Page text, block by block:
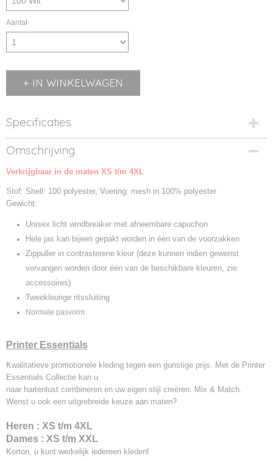
Aantal
IN WINKELWAGEN
Specificaties
Productcode
TX-2261046-100
Productcode leverancier
Omschrijving
Verkrijgbaar in de maten XS t/m 4XL
Stof: Shell: 100 polyester, Voering: mesh in 100% polyester
Gewicht:
Unisex licht windbreaker met afneembare capuchon
Hele jas kan bijeen gepakt worden in één van de voorzakken
Zippuller in contrasterene kleur (deze kunnen indien gewenst
vervangen worden door één van de beschikbare kleuren, zie
accessoires)
Tweekleurige ritssluiting
Normale pasvorm
Printer Essentials
Kwalitatieve promotionele kleding tegen een gunstige prijs. Met de Printer
Essentials Collectie kan u
naar hartenlust combineren en uw eigen stijl creëren. Mix & Match.
Wenst u ook een uitgrebreide keuze aan maten?
Heren : XS t/m 4XL
Dames : XS t/m XXL
Korton, u kunt werkelijk iedereen kleden!